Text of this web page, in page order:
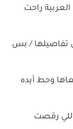
راحت
تفاصيلها / بس
وحط أيده
رقصت